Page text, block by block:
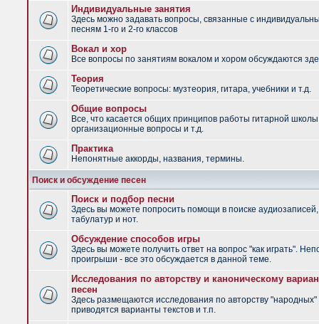
Индивидуальные занятия
Здесь можно задавать вопросы, связанные с
песням 1-го и 2-го классов
Вокал и хор
Все вопросы по занятиям вокалом и хором обсуждаются
Теория
Теоретические вопросы: музтеория, гитара, учебники и т.д.
Общие вопросы
Все, что касается общих принципов работы гитарной
организационные вопросы и т.д.
Практика
Непонятные аккорды, названия, термины.
Поиск и обсуждение песен
Поиск и подбор песни
Здесь вы можете попросить помощи в поиске аудиозаписей,
табулатур и нот.
Обсуждение способов игры
Здесь вы можете получить ответ на вопрос "как играть".
проигрыши - все это обсуждается в данной теме.
Исследования по авторству и каноническому
песен
Здесь размещаются исследования по авторству "народных"
приводятся варианты текстов и т.п.